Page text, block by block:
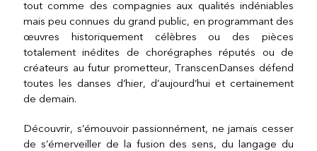
tout comme des compagnies aux qualités indéniables
mais peu connues du grand public, en programmant des
œuvres historiquement célèbres ou des pièces
totalement inédites de chorégraphes réputés ou de
créateurs au futur prometteur, TranscenDanses défend
toutes les danses d’hier, d’aujourd’hui et certainement
de demain.
Découvrir, s’émouvoir passionnément, ne jamais cesser
de s’émerveiller de la fusion des sens, du langage du